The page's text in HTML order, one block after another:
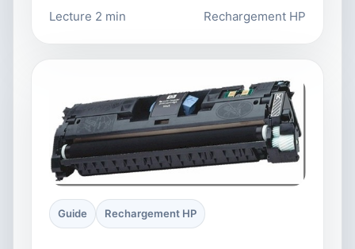
Lecture 2 min Rechargement HP
Guide Rechargement HP